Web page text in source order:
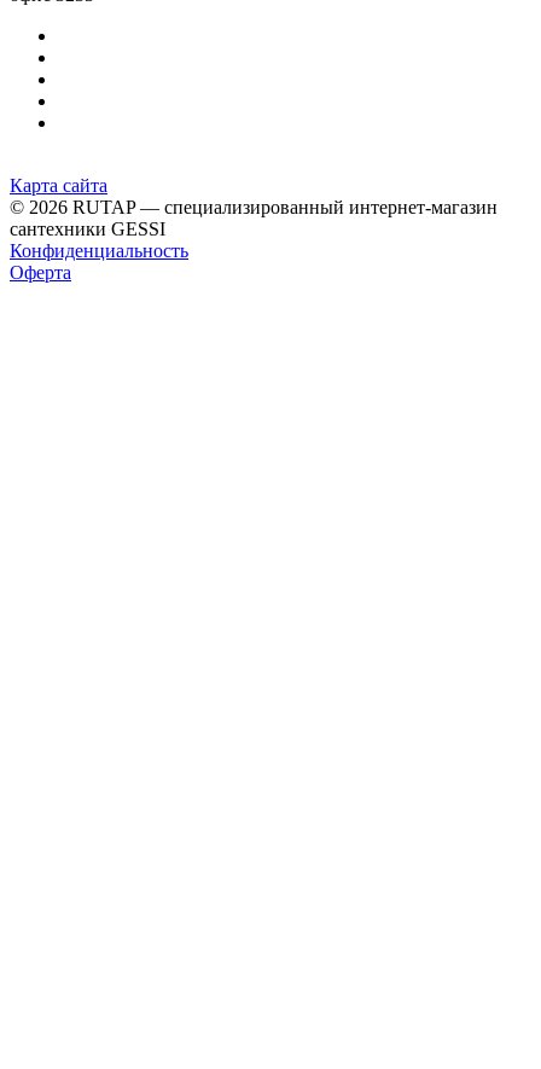
Карта сайта
© 2026 RUTAP — специализированный интернет-магазин
сантехники GESSI
Конфиденциальность
Оферта